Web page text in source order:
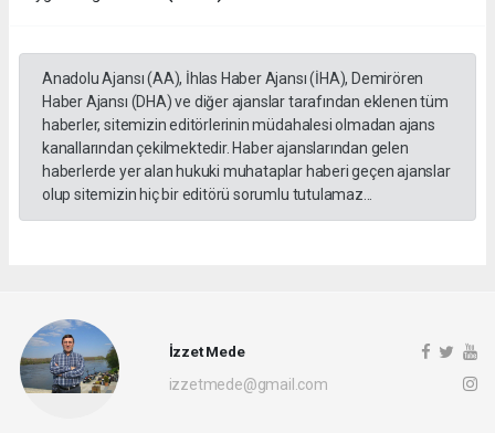
Anadolu Ajansı (AA), İhlas Haber Ajansı (İHA), Demirören
Haber Ajansı (DHA) ve diğer ajanslar tarafından eklenen tüm
haberler, sitemizin editörlerinin müdahalesi olmadan ajans
kanallarından çekilmektedir. Haber ajanslarından gelen
haberlerde yer alan hukuki muhataplar haberi geçen ajanslar
olup sitemizin hiç bir editörü sorumlu tutulamaz...
İzzet Mede
izzetmede@gmail.com